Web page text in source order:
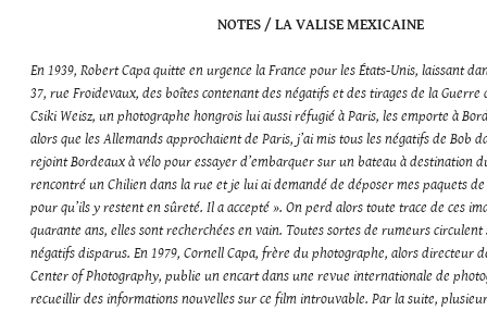
NOTES / LA VALISE MEXICAINE
En 1939, Robert Capa quitte en urgence la France pour les États-Unis, laissant
37, rue Froidevaux, des boîtes contenant des négatifs et des tirages de la Guerre
Csiki Weisz, un photographe hongrois lui aussi réfugié à Paris, les emporte à
alors que les Allemands approchaient de Paris, j’ai mis tous les négatifs de Bob
rejoint Bordeaux à vélo pour essayer d’embarquer sur un bateau à destination
rencontré un Chilien dans la rue et je lui ai demandé de déposer mes paquets
pour qu’ils y restent en sûreté. Il a accepté ». On perd alors toute trace de ces
quarante ans, elles sont recherchées en vain. Toutes sortes de rumeurs circulent
négatifs disparus. En 1979, Cornell Capa, frère du photographe, alors directeur
Center of Photography, publie un encart dans une revue internationale de
recueillir des informations nouvelles sur ce film introuvable. Par la suite,